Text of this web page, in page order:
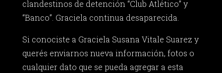
clandestinos de detención “Club Atlético” y
“Banco”. Graciela continua desaparecida.
Si conociste a Graciela Susana Vitale Suarez y
querés enviarnos nueva información, fotos o
cualquier dato que se pueda agregar a esta